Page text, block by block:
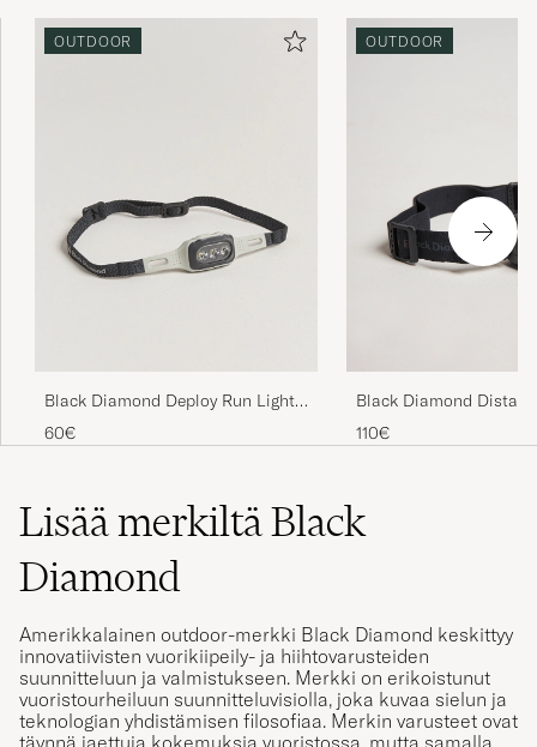
OUTDOOR
Black Diamond Deploy Run Light
Alloy
60€
OUTDOOR
Black Diamond
Headlamp Black Alloy
110€
Lisää merkiltä Black
Diamond
Amerikkalainen outdoor-merkki Black Diamond keskittyy
innovatiivisten vuorikiipeily- ja hiihtovarusteiden
suunnitteluun ja valmistukseen. Merkki on erikoistunut
vuoristourheiluun suunnitteluvisiolla, joka kuvaa sielun ja
teknologian yhdistämisen filosofiaa. Merkin varusteet ovat